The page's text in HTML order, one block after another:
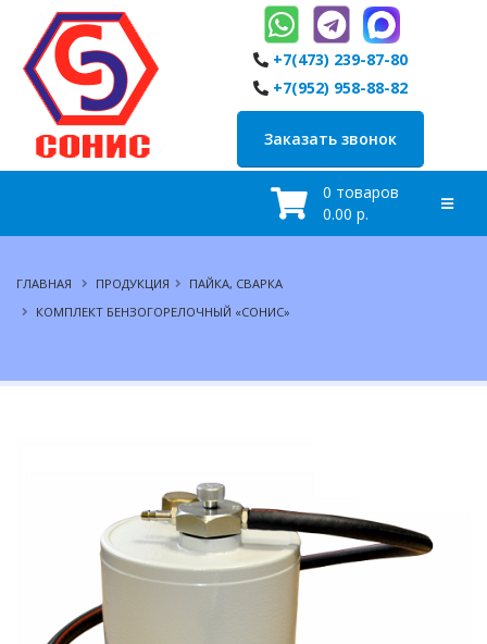
+7(473) 239-87-80
+7(952) 958-88-82
Заказать звонок
0 товаров
0.00 р.
ГЛАВНАЯ ПРОДУКЦИЯ
ПАЙКА, СВАРКА
КОМПЛЕКТ БЕНЗОГОРЕЛОЧНЫЙ «СОНИС»